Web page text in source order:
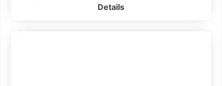
Details